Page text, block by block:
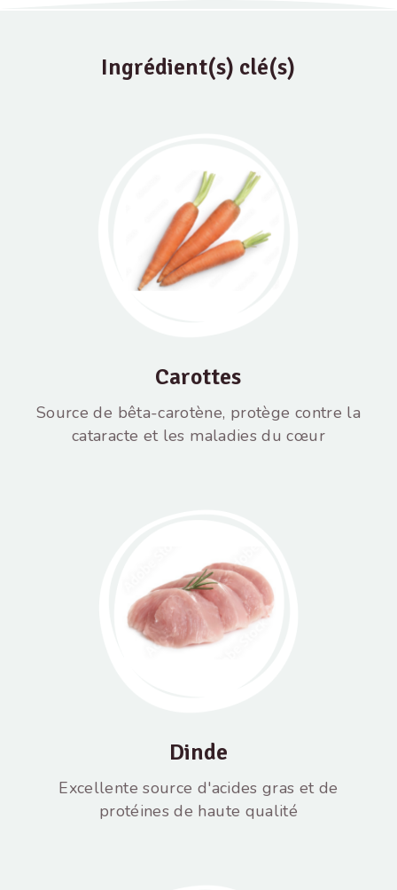
Ingrédient(s) clé(s)
Carottes
Source de bêta-carotène, protège contre la
cataracte et les maladies du cœur
Dinde
Excellente source d'acides gras et de
protéines de haute qualité